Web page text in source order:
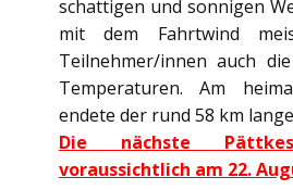
schattigen und sonnigen
mit dem Fahrtwind
Teilnehmer/innen auch
Temperaturen. Am
endete der rund 58 km
Die nächste
voraussichtlich am 22.